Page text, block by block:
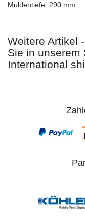
Muldentiefe: 290 mm
Weitere Artikel
Sie in unserem
International